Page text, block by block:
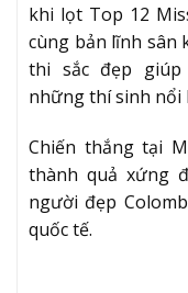
khi lọt Top 12
cùng bản lĩnh sân
thi sắc đẹp
những thí sinh nổi
Chiến thắng tại
thành quả xứng
người đẹp
quốc tế.